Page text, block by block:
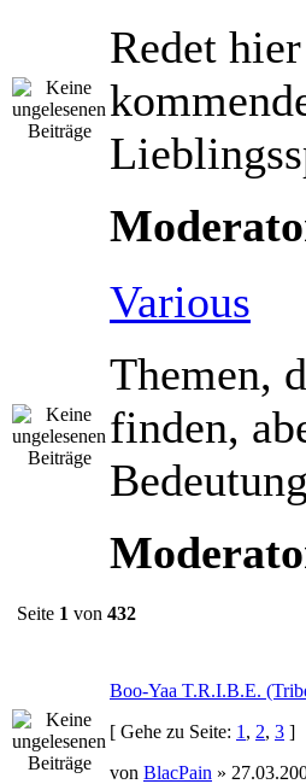
Redet
Various
Themen,
finden,
Seite 1 von 432
Boo-Yaa T.R.I.B.E.
[ Gehe zu Seite: 1 , 2, 3 ]
von BlacPain »